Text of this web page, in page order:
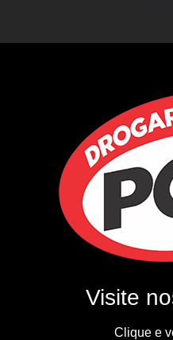
Visite
Clique e